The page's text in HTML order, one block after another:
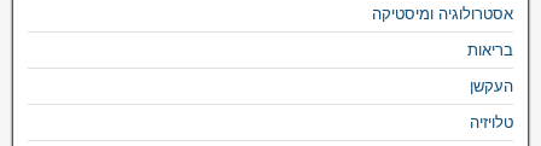
אסטרולוגיה ומיסטיקה
בריאות
העקשן
טלויזיה